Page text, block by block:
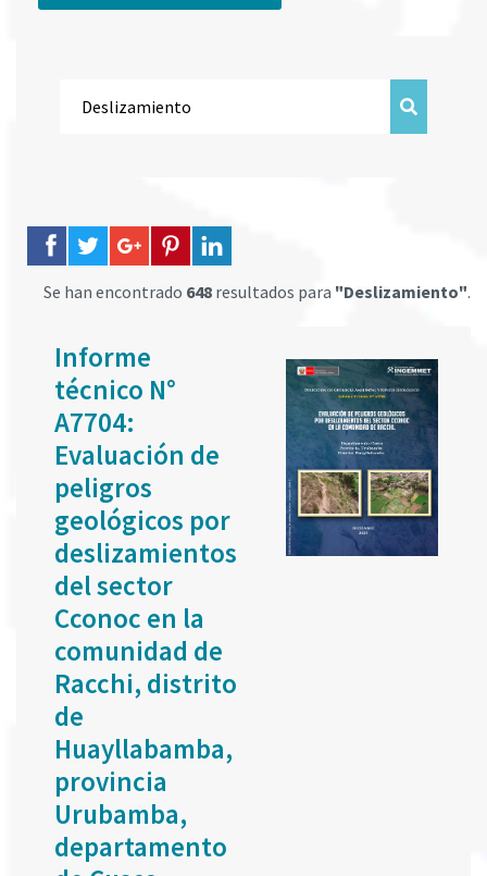
Se han encontrado 648 resultados para "Deslizamiento".
Informe
técnico N°
A7704:
Evaluación de
peligros
geológicos por
deslizamientos
del sector
Cconoc en la
comunidad de
Racchi, distrito
de
Huayllabamba,
provincia
Urubamba,
departamento